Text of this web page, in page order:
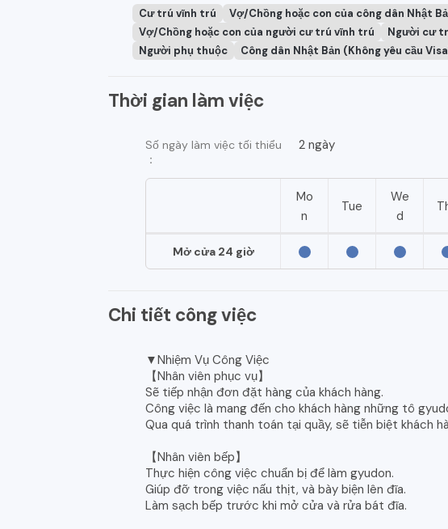
Cư trú vĩnh trú
Vợ/Chồng hoặc con của công dân Nhật
Vợ/Chồng hoặc con của người cư trú vĩnh trú
Người cư
Người phụ thuộc
Công dân Nhật Bản (Không yêu cầu
Thời gian làm việc
Số ngày làm việc tối thiểu
：
2 ngày
Mo
n
Tue
We
d
Mở cửa 24 giờ
Chi tiết công việc
▼Nhiệm Vụ Công Việc
【Nhân viên phục vụ】
Sẽ tiếp nhận đơn đặt hàng của khách hàng.
Công việc là mang đến cho khách hàng những tô
Qua quá trình thanh toán tại quầy, sẽ tiễn biệt khách
【Nhân viên bếp】
Thực hiện công việc chuẩn bị để làm gyudon.
Giúp đỡ trong việc nấu thịt, và bày biện lên đĩa.
Làm sạch bếp trước khi mở cửa và rửa bát đĩa.